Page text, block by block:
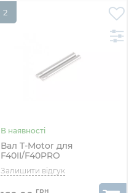
2
Вал T-Motor для
F40II/F40PRO